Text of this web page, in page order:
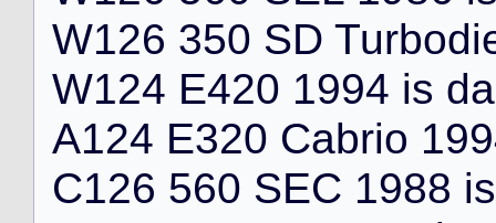
W126 350 SD Turbodi
W124 E420 1994 is da
A124 E320 Cabrio 199
C126 560 SEC 1988 is